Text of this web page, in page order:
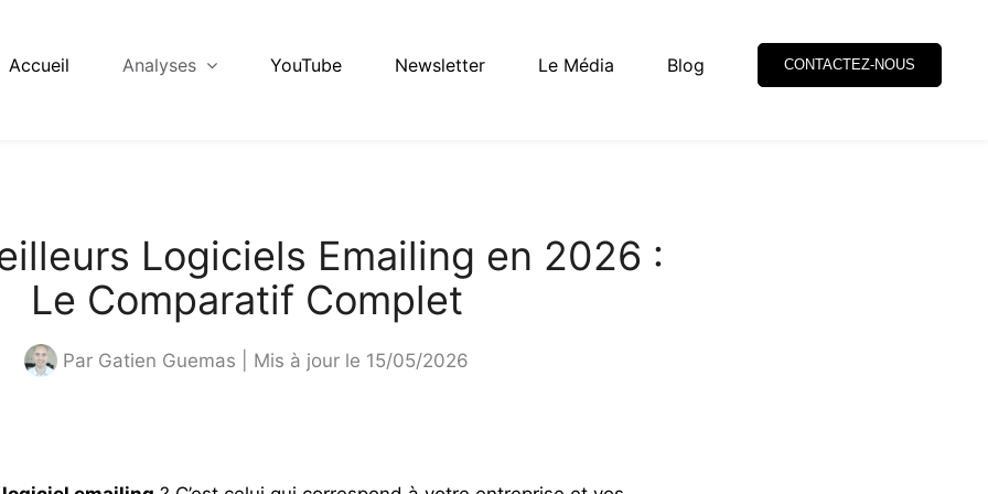
Accueil Analyses YouTube Newsletter Le Média Blog CONTACTEZ-NOUS
Logiciels Emailing en 2026 :
Le Comparatif Complet
Par Gatien Guemas | Mis à jour le 15/05/2026